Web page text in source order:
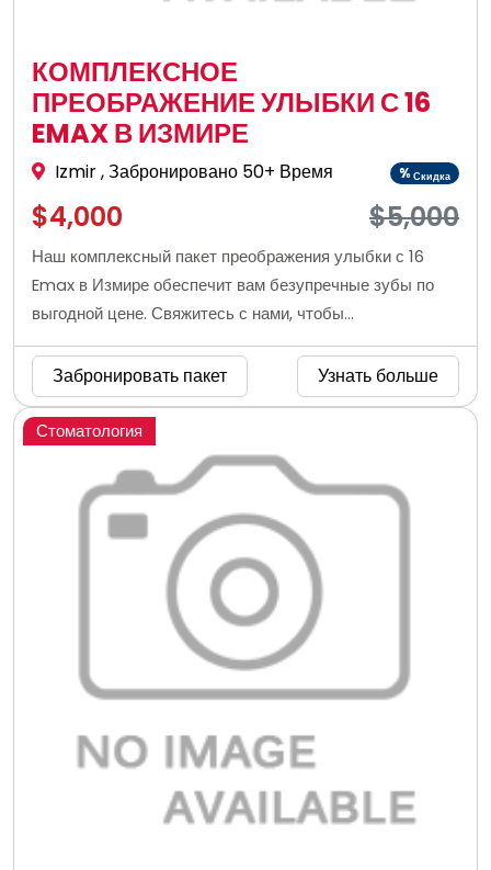
КОМПЛЕКСНОЕ
ПРЕОБРАЖЕНИЕ УЛЫБКИ С 16
EMAX В ИЗМИРЕ
Izmir, Забронировано 50+ Время %Скидка
$4,000 $5,000
Наш комплексный пакет преображения улыбки с 16
Emax в Измире обеспечит вам безупречные зубы по
выгодной цене. Свяжитесь с нами, чтобы
забронировать этот пакет по самой выгодной цене.
Забронировать пакет Узнать больше
Стоматология